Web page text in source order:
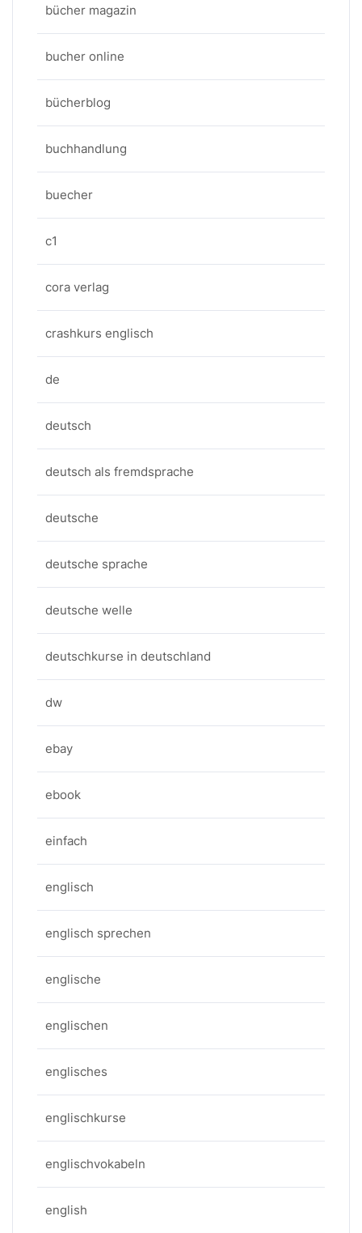
bücher magazin
bucher online
bücherblog
buchhandlung
buecher
c1
cora verlag
crashkurs englisch
de
deutsch
deutsch als fremdsprache
deutsche
deutsche sprache
deutsche welle
deutschkurse in deutschland
dw
ebay
ebook
einfach
englisch
englisch sprechen
englische
englischen
englisches
englischkurse
englischvokabeln
english